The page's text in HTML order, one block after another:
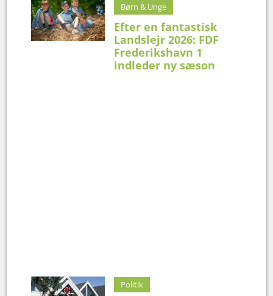
Børn & Unge
Efter en fantastisk
Landslejr 2026: FDF
Frederikshavn 1
indleder ny sæson
Politik